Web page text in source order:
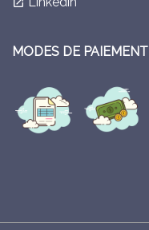
MODES DE PAIEMENT